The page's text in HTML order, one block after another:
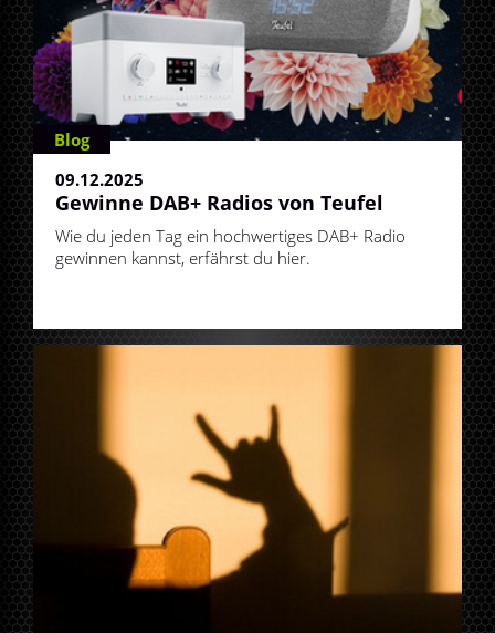
Blog
09.12.2025
Gewinne DAB+ Radios von Teufel
Wie du jeden Tag ein hochwertiges DAB+ Radio
gewinnen kannst, erfährst du hier.